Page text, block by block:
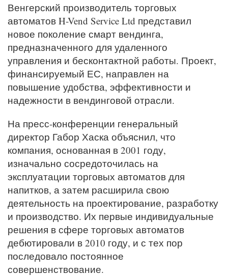
Венгерский производитель торговых
автоматов H-Vend Service Ltd представил
новое поколение смарт вендинга,
предназначенного для удаленного
управления и бесконтактной работы. Проект,
финансируемый ЕС, направлен на
повышение удобства, эффективности и
надежности в вендинговой отрасли.
На пресс-конференции генеральный
директор Габор Хаска объяснил, что
компания, основанная в 2001 году,
изначально сосредоточилась на
эксплуатации торговых автоматов для
напитков, а затем расширила свою
деятельность на проектирование, разработку
и производство. Их первые индивидуальные
решения в сфере торговых автоматов
дебютировали в 2010 году, и с тех пор
последовало постоянное
совершенствование.